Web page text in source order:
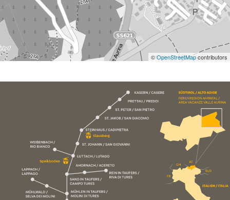
©OpenStreetMapcontributors